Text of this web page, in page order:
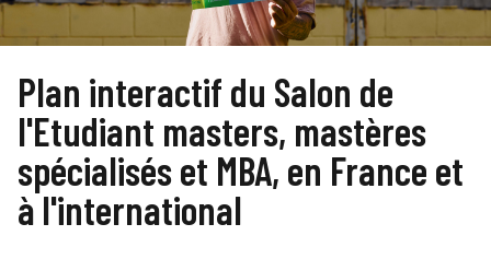
Plan interactif du Salon de
l'Etudiant masters, mastères
spécialisés et MBA, en France et
à l'international